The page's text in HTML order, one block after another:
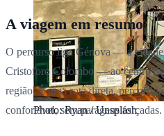
Photo: Ryan / Unsplash
A viagem em resumo
O percurso liga Génova — a
Cristoforo Colombo — ao centro
região. É uma rota direta,
confortável, sem paragens forçadas.